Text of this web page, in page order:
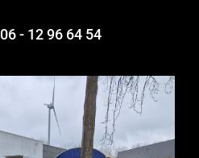
06 - 12 96 64 54